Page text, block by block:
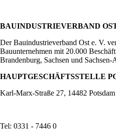
BAUINDUSTRIEVERBAND
Der Bauindustrieverband Ost e. V.
Bauunternehmen mit 20.000
Brandenburg, Sachsen und Sachsen-
HAUPTGESCHÄFTSSTELLE
Karl-Marx-Straße 27, 14482 Potsdam
Tel: 0331 - 7446 0